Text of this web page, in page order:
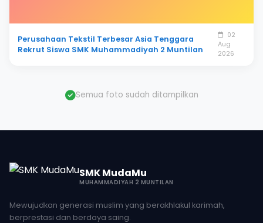
Perusahaan Tekstil Terbesar Asia Tenggara
Rekrut Siswa SMK Muhammadiyah 2 Muntilan
02
Aug
2026
Semua foto sudah ditampilkan
SMK MudaMu
MUHAMMADIYAH 2 MUNTILAN
Mewujudkan generasi muslim yang berakhlakul karimah,
berprestasi dan berdaya saing.